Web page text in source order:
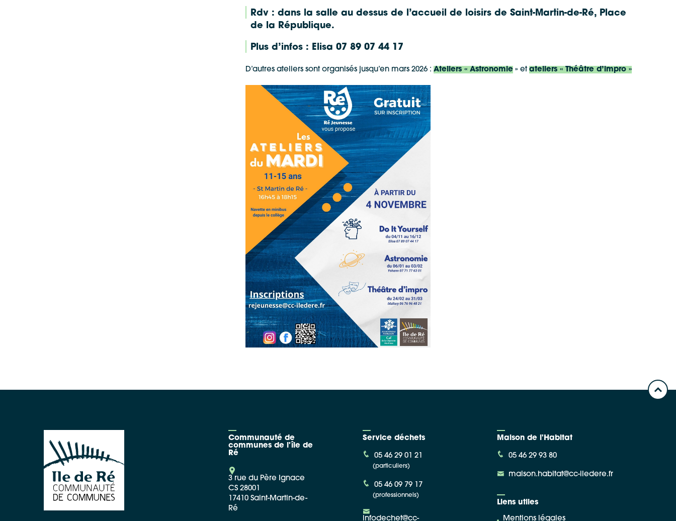
Rdv : dans la salle au dessus de l’accueil de loisirs de Saint-Martin-de-Ré, Place
de la République.
Plus d’infos : Elisa 07 89 07 44 17
D’autres ateliers sont organisés jusqu’en mars 2026 : Ateliers « Astronomie» et ateliers « Théâtre d’impro »
Communauté de
communes de l'île de
Ré
3 rue du Père Ignace
CS 28001
17410 Saint-Martin-de-
Ré
Service déchets
05 46 29 01 21
(particuliers)
05 46 09 79 17
(professionnels)
infodechet@cc-
Maison de l'Habitat
05 46 29 93 80
maison.habitat@cc-iledere.fr
Liens utiles
Mentions légales